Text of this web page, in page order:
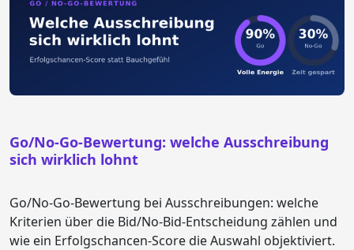
Go/No-Go-Bewertung: welche Ausschreibung
sich wirklich lohnt
Go/No-Go-Bewertung bei Ausschreibungen: welche
Kriterien über die Bid/No-Bid-Entscheidung zählen und
wie ein Erfolgschancen-Score die Auswahl objektiviert.